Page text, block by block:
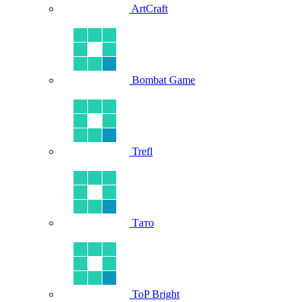
ArtCraft
Bombat Game
Trefl
Тато
ToP Bright